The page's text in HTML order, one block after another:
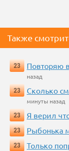
Также
23 Повторяю
назад
23
Сколько
минуты назад
23
Я верил
23
Рыбонька
23
Только